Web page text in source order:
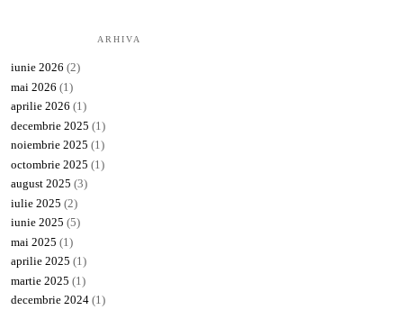
ARHIVA
iunie 2026 (2)
mai 2026 (1)
aprilie 2026 (1)
decembrie 2025 (1)
noiembrie 2025 (1)
octombrie 2025 (1)
august 2025 (3)
iulie 2025 (2)
iunie 2025 (5)
mai 2025 (1)
aprilie 2025 (1)
martie 2025 (1)
decembrie 2024 (1)